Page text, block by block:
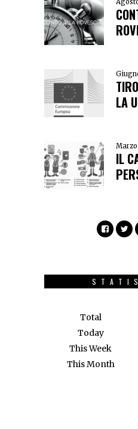
LA
Marzo
IL
Total
Today
This Week
This Month